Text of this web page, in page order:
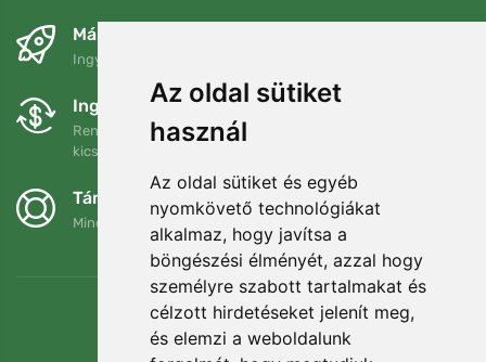
Az oldal sütiket
használ
Az oldal sütiket és egyéb
nyomkövető technológiákat
alkalmaz, hogy javítsa a
böngészési élményét, azzal hogy
személyre szabott tartalmakat és
célzott hirdetéseket jelenít meg,
és elemzi a weboldalunk
Másnapra és ingyenesen
Ingyenes szállítás a következő összeg felett: 80 EUR
Ingyenes csere és visszaküldés
Rendelését 90 napon belül bármikor visszaküldheti vagy
kicserélheti.
Támogatjuk a Trees.org-ot
Minden megrendelésért ültetünk egy fát! Bővebben